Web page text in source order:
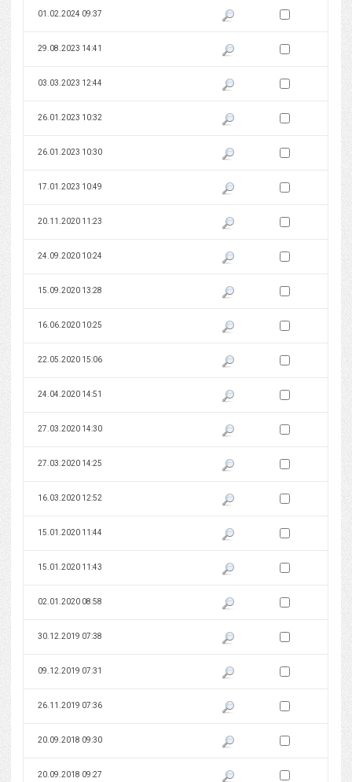
01.02.2024 09:37 Pokaż podgląd wersji z dnia
Zaznacz wersję do
29.08.2023 14:41 Pokaż podgląd wersji z dnia
Zaznacz wersję do
03.03.2023 12:44 Pokaż podgląd wersji z dnia
Zaznacz wersję do
26.01.2023 10:32 Pokaż podgląd wersji z dnia
Zaznacz wersję do
26.01.2023 10:30 Pokaż podgląd wersji z dnia
Zaznacz wersję do
17.01.2023 10:49 Pokaż podgląd wersji z dnia
Zaznacz wersję do
20.11.2020 11:23 Pokaż podgląd wersji z dnia
Zaznacz wersję do
24.09.2020 10:24 Pokaż podgląd wersji z dnia
Zaznacz wersję do
15.09.2020 13:28 Pokaż podgląd wersji z dnia
Zaznacz wersję do
16.06.2020 10:25 Pokaż podgląd wersji z dnia
Zaznacz wersję do
22.05.2020 15:06 Pokaż podgląd wersji z dnia
Zaznacz wersję do
24.04.2020 14:51 Pokaż podgląd wersji z dnia
Zaznacz wersję do
27.03.2020 14:30 Pokaż podgląd wersji z dnia
Zaznacz wersję do
27.03.2020 14:25 Pokaż podgląd wersji z dnia
Zaznacz wersję do
16.03.2020 12:52 Pokaż podgląd wersji z dnia
Zaznacz wersję do
15.01.2020 11:44 Pokaż podgląd wersji z dnia
Zaznacz wersję do
15.01.2020 11:43 Pokaż podgląd wersji z dnia
Zaznacz wersję do
02.01.2020 08:58 Pokaż podgląd wersji z dnia
Zaznacz wersję do
30.12.2019 07:38 Pokaż podgląd wersji z dnia
Zaznacz wersję do
09.12.2019 07:31 Pokaż podgląd wersji z dnia
Zaznacz wersję do
26.11.2019 07:36 Pokaż podgląd wersji z dnia
Zaznacz wersję do
20.09.2018 09:30 Pokaż podgląd wersji z dnia
Zaznacz wersję do
20.09.2018 09:27 Pokaż podgląd wersji z dnia
Zaznacz wersję do